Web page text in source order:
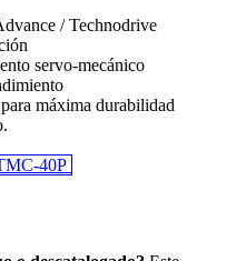
/ Technodrive
servo-mecánico
máxima durabilidad
40P